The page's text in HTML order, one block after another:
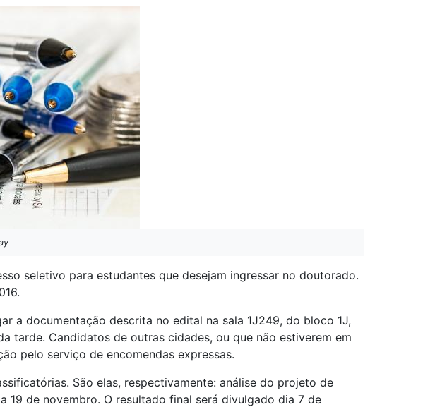
seletivo para estudantes que desejam ingressar no doutorado.
a documentação descrita no edital na sala 1J249, do bloco 1J,
tarde. Candidatos de outras cidades, ou que não estiverem em
pelo serviço de encomendas expressas.
São elas, respectivamente: análise do projeto de
19 de novembro. O resultado final será divulgado dia 7 de